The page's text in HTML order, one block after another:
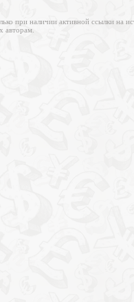
при наличии активной ссылки на
авторам.